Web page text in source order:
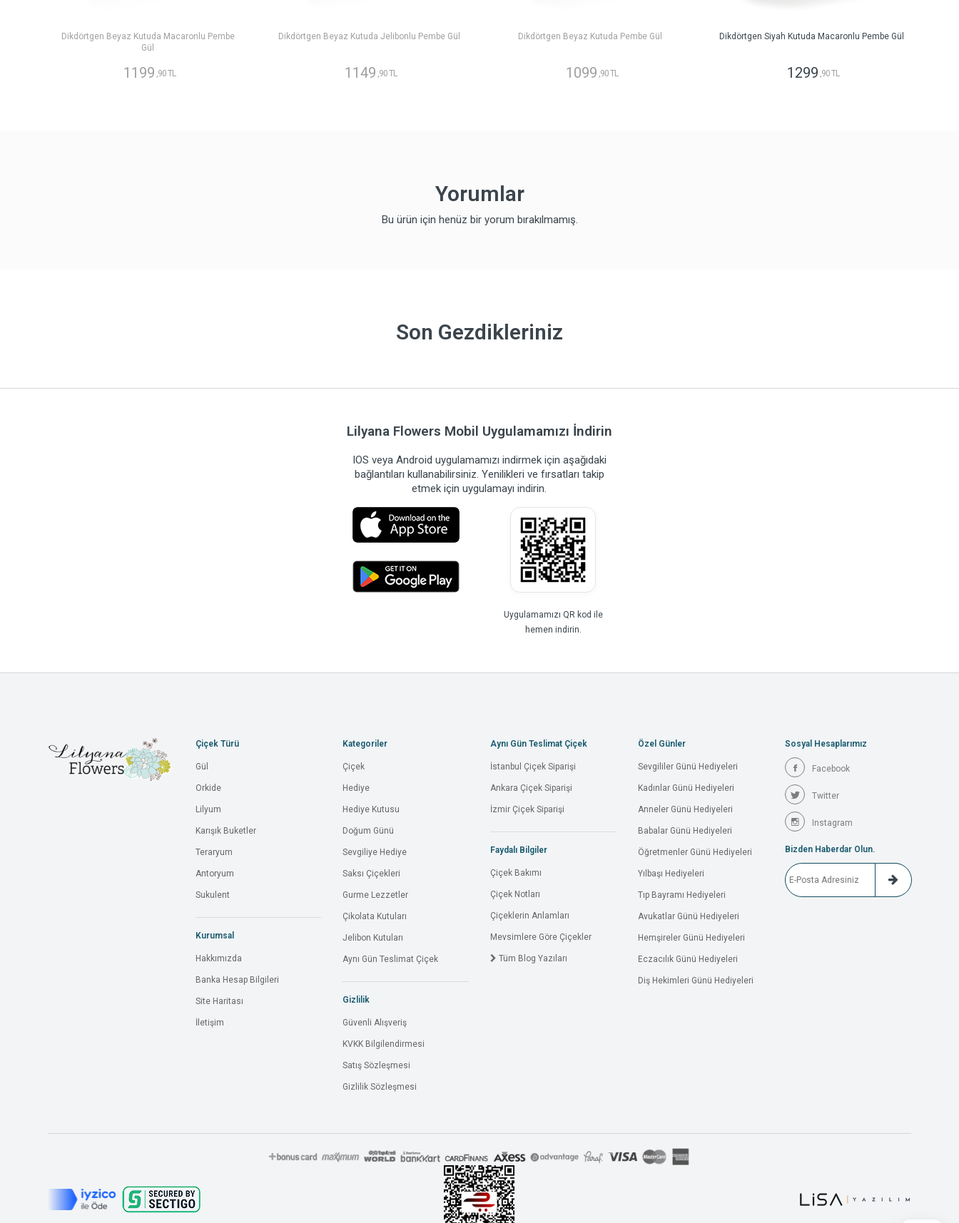
Dikdörtgen Beyaz Kutuda Macaronlu Pembe
Gül
1199 ,90 TL
Dikdörtgen Beyaz Kutuda Jelibonlu Pembe Gül
1149 ,90 TL
Dikdörtgen Beyaz Kutuda Pembe Gül
1099 ,90 TL
Dikdörtgen Siyah Kutuda Macaronlu Pembe Gül
1299 ,90 TL
Yorumlar
Bu ürün için henüz bir yorum bırakılmamış.
Son Gezdikleriniz
Lilyana Flowers Mobil Uygulamamızı İndirin
IOS veya Android uygulamamızı indirmek için aşağıdaki
bağlantıları kullanabilirsiniz. Yenilikleri ve fırsatları takip
etmek için uygulamayı indirin.
Uygulamamızı QR kod ile
hemen indirin.
Çiçek Türü
Gül
Orkide
Lilyum
Karışık Buketler
Teraryum
Antoryum
Sukulent
Kurumsal
Hakkımızda
Banka Hesap Bilgileri
Site Haritası
İletişim
Kategoriler
Çiçek
Hediye
Hediye Kutusu
Doğum Günü
Sevgiliye Hediye
Saksı Çiçekleri
Gurme Lezzetler
Çikolata Kutuları
Jelibon Kutuları
Aynı Gün Teslimat Çiçek
Gizlilik
Güvenli Alışveriş
KVKK Bilgilendirmesi
Satış Sözleşmesi
Gizlilik Sözleşmesi
Aynı Gün Teslimat Çiçek
İstanbul Çiçek Siparişi
Ankara Çiçek Siparişi
İzmir Çiçek Siparişi
Faydalı Bilgiler
Çiçek Bakımı
Çiçek Notları
Çiçeklerin Anlamları
Mevsimlere Göre Çiçekler
Tüm Blog Yazıları
Özel Günler
Sevgililer Günü Hediyeleri
Kadınlar Günü Hediyeleri
Anneler Günü Hediyeleri
Babalar Günü Hediyeleri
Öğretmenler Günü Hediyeleri
Yılbaşı Hediyeleri
Tıp Bayramı Hediyeleri
Avukatlar Günü Hediyeleri
Hemşireler Günü Hediyeleri
Eczacılık Günü Hediyeleri
Diş Hekimleri Günü Hediyeleri
Sosyal Hesaplarımız
Facebook
Twitter
Instagram
Bizden Haberdar Olun.